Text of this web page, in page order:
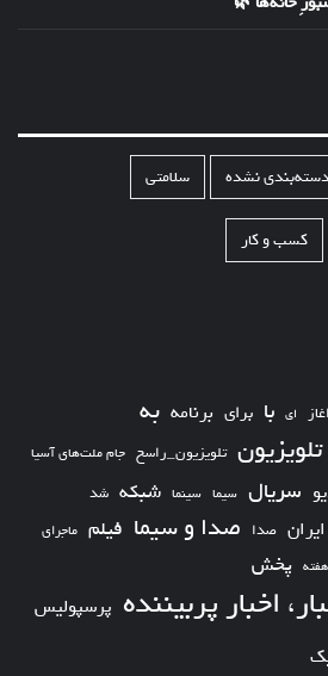
دسته‌بندی نشده سلامتی
کسب و کار
اغاز ای با برای برنامه به
تلویزیون تلویزیون_راسخ جام ملت‌های آسیا
سریال سیما سینما شبکه شد
صدا صدا و سیما فیلم ماجرای
هفته پخش
اخبار پربیننده پرسپولیس